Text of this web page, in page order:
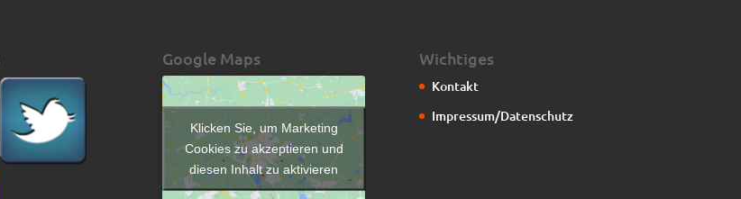
Google Maps
Klicken Sie, um Marketing
Cookies zu akzeptieren und
diesen Inhalt zu aktivieren
Wichtiges
Kontakt
Impressum/Datenschutz